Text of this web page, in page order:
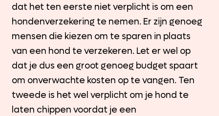
dat het ten eerste niet verplicht is om een
hondenverzekering te nemen. Er zijn genoeg
mensen die kiezen om te sparen in plaats
van een hond te verzekeren. Let er wel op
dat je dus een groot genoeg budget spaart
om onverwachte kosten op te vangen. Ten
tweede is het wel verplicht om je hond te
laten chippen voordat je een